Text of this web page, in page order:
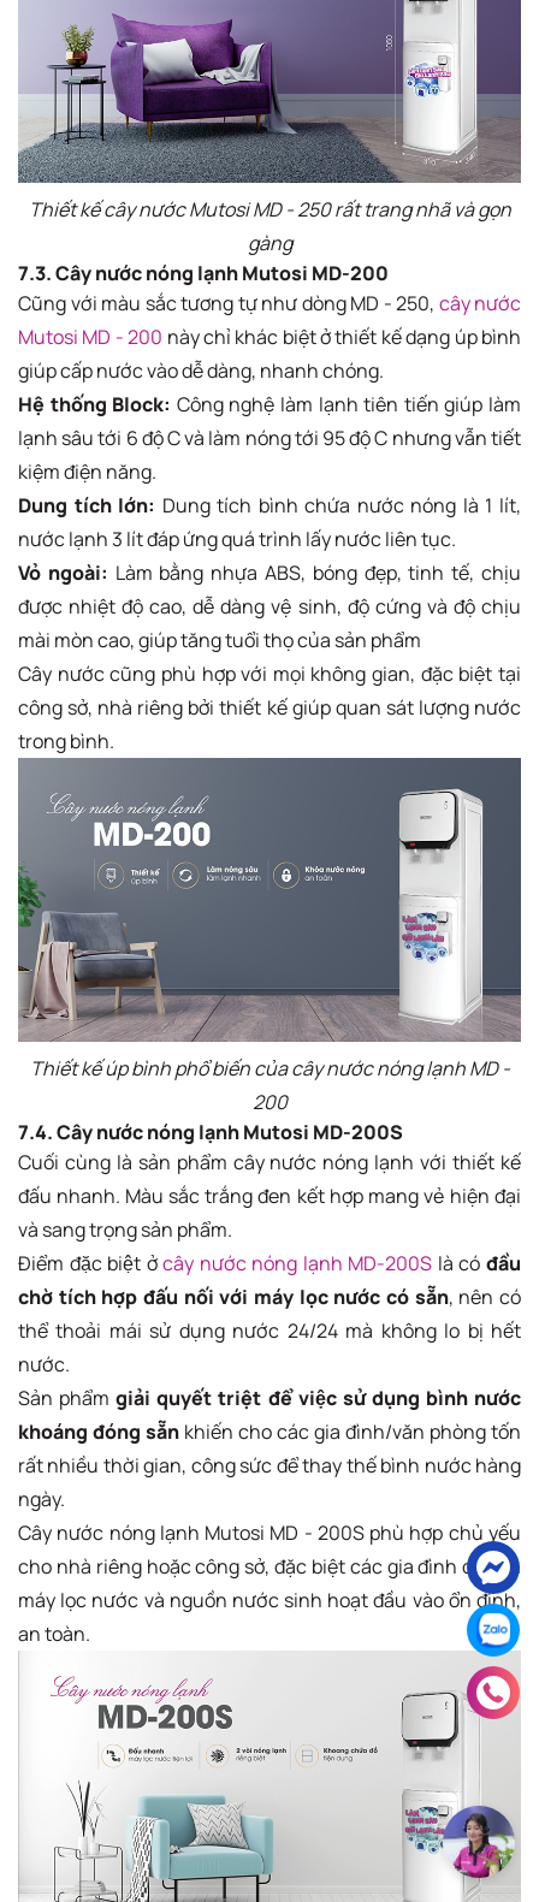
Thiết kế cây nước Mutosi MD - 250 rất trang nhã và gọn
gàng
7.3. Cây nước nóng lạnh Mutosi MD-200
Cũng với màu sắc tương tự như dòng MD - 250, cây nước
Mutosi MD - 200 này chỉ khác biệt ở thiết kế dạng úp bình
giúp cấp nước vào dễ dàng, nhanh chóng.
Hệ thống Block: Công nghệ làm lạnh tiên tiến giúp làm
lạnh sâu tới 6 độ C và làm nóng tới 95 độ C nhưng vẫn tiết
kiệm điện năng.
Dung tích lớn: Dung tích bình chứa nước nóng là 1 lít,
nước lạnh 3 lít đáp ứng quá trình lấy nước liên tục.
Vỏ ngoài: Làm bằng nhựa ABS, bóng đẹp, tinh tế, chịu
được nhiệt độ cao, dễ dàng vệ sinh, độ cứng và độ chịu
mài mòn cao, giúp tăng tuổi thọ của sản phẩm
Cây nước cũng phù hợp với mọi không gian, đặc biệt tại
công sở, nhà riêng bởi thiết kế giúp quan sát lượng nước
trong bình.
Thiết kế úp bình phổ biến của cây nước nóng lạnh MD -
200
7.4. Cây nước nóng lạnh Mutosi MD-200S
Cuối cùng là sản phẩm cây nước nóng lạnh với thiết kế
đấu nhanh. Màu sắc trắng đen kết hợp mang vẻ hiện đại
và sang trọng sản phẩm.
Điểm đặc biệt ởcây nước nóng lạnh MD-200S là cóđầu
chờ tích hợp đấu nối với máy lọc nước có sẵn, nên có
thể thoải mái sử dụng nước 24/24 mà không lo bị hết
nước.
Sản phẩm giải quyết triệt để việc sử dụng bình nước
khoáng đóng sẵn khiến cho các gia đình/văn phòng tốn
rất nhiều thời gian, công sức để thay thế bình nước hàng
ngày.
Cây nước nóng lạnh Mutosi MD - 200S phù hợp chủ yếu
cho nhà riêng hoặc công sở, đặc biệt các gia đình có sẵn
máy lọc nước và nguồn nước sinh hoạt đầu vào ổn định,
an toàn.